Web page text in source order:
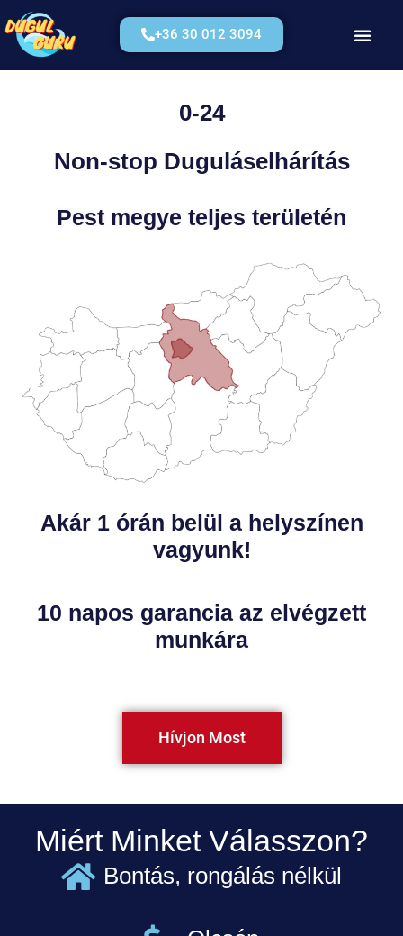
+36 30 012 3094
0-24
Non-stop Duguláselhárítás
Pest megye teljes területén
Akár 1 órán belül a helyszínen
vagyunk!
10 napos garancia az elvégzett
munkára
Hívjon Most
Miért Minket Válasszon?
Bontás, rongálás nélkül